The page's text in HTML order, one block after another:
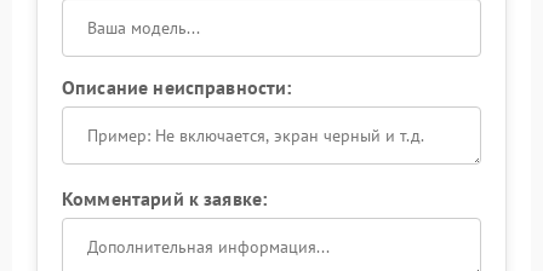
Описание неисправности:
Комментарий к заявке: